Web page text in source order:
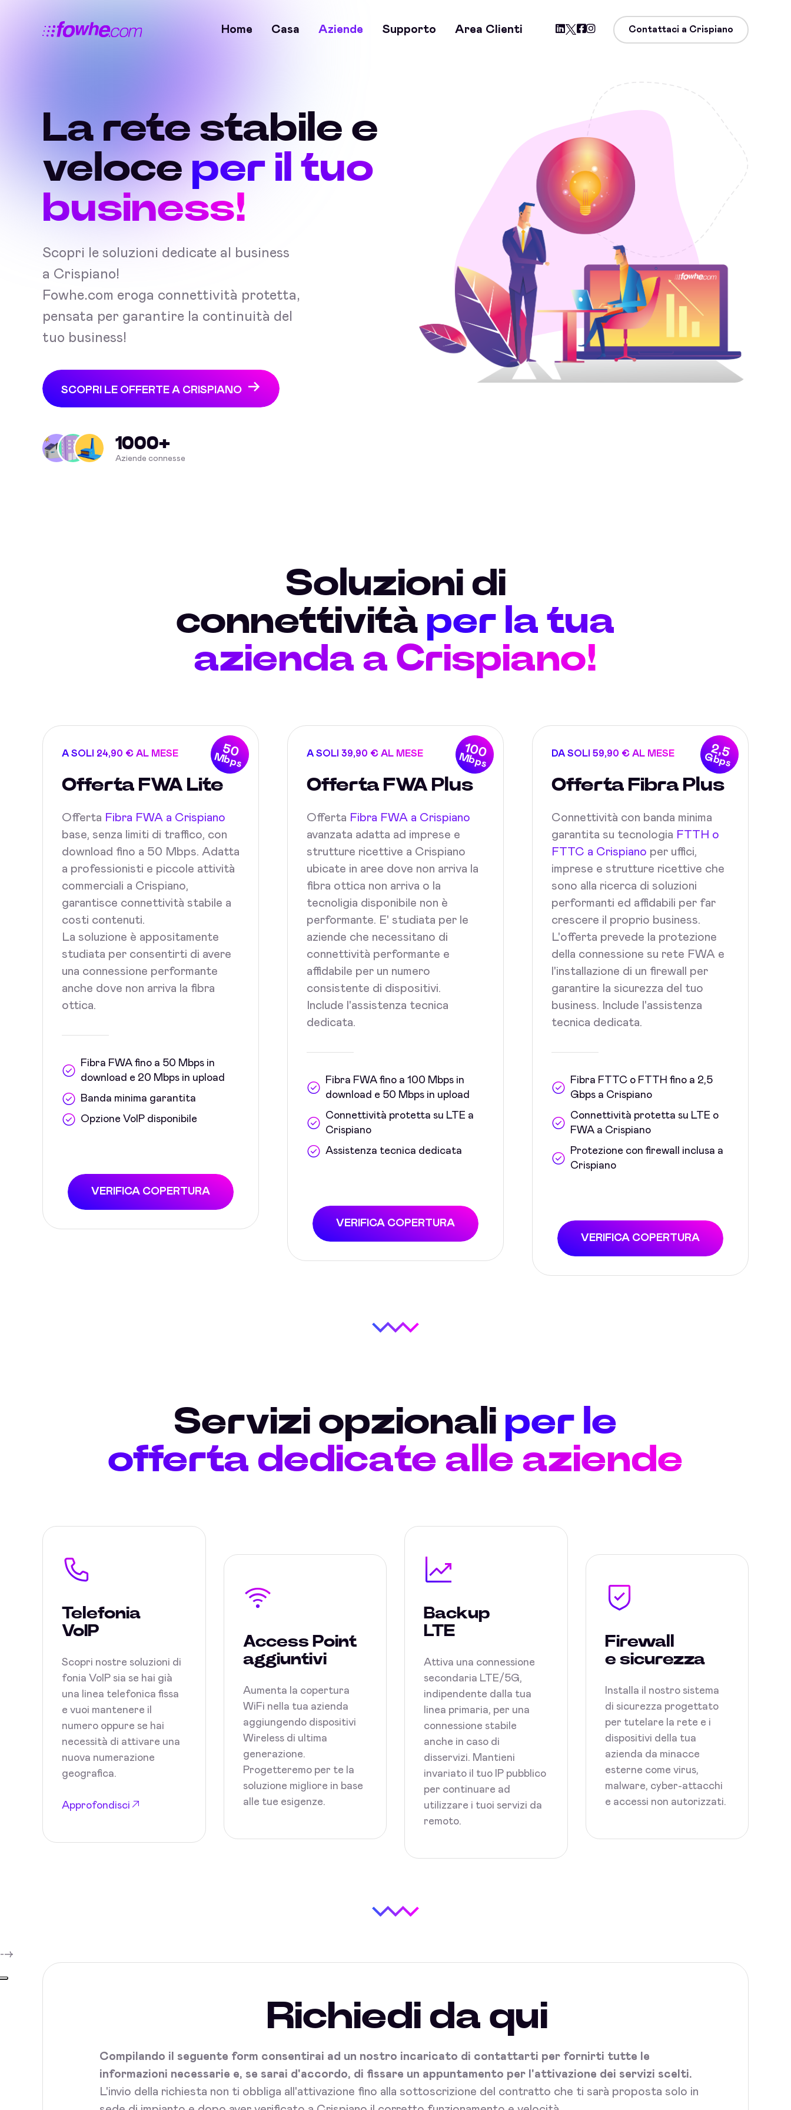
Home Casa Aziende Supporto Area Clienti Contattaci a Crispiano
La rete stabile e
veloce per il tuo
business!
Scopri le soluzioni dedicate al business
a Crispiano!
Fowhe.com eroga connettività protetta,
pensata per garantire la continuità del
tuo business!
SCOPRI LE OFFERTE A CRISPIANO
1000+
Aziende connesse
Soluzioni di
connettività per la tua
azienda a Crispiano!
50
Mbps
A SOLI 24,90 € AL MESE
Offerta FWA Lite
Offerta Fibra FWA a Crispiano
base, senza limiti di traffico, con
download fino a 50 Mbps. Adatta
a professionisti e piccole attività
commerciali a Crispiano,
garantisce connettività stabile a
costi contenuti.
La soluzione è appositamente
studiata per consentirti di avere
una connessione performante
anche dove non arriva la fibra
ottica.
Fibra FWA fino a 50 Mbps in
download e 20 Mbps in upload
Banda minima garantita
Opzione VoIP disponibile
VERIFICA COPERTURA
100
Mbps
A SOLI 39,90 € AL MESE
Offerta FWA Plus
Offerta Fibra FWA a Crispiano
avanzata adatta ad imprese e
strutture ricettive a Crispiano
ubicate in aree dove non arriva la
fibra ottica non arriva o la
tecnoligia disponibile non è
performante. E' studiata per le
aziende che necessitano di
connettività performante e
affidabile per un numero
consistente di dispositivi.
Include l'assistenza tecnica
dedicata.
Fibra FWA fino a 100 Mbps in
download e 50 Mbps in upload
Connettività protetta su LTE a
Crispiano
Assistenza tecnica dedicata
VERIFICA COPERTURA
2,5
Gbps
DA SOLI 59,90 € AL MESE
Offerta Fibra Plus
Connettività con banda minima
garantita su tecnologia FTTH o
FTTC a Crispiano per uffici,
imprese e strutture ricettive che
sono alla ricerca di soluzioni
performanti ed affidabili per far
crescere il proprio business.
L'offerta prevede la protezione
della connessione su rete FWA e
l'installazione di un firewall per
garantire la sicurezza del tuo
business. Include l'assistenza
tecnica dedicata.
Fibra FTTC o FTTH fino a 2,5
Gbps a Crispiano
Connettività protetta su LTE o
FWA a Crispiano
Protezione con firewall inclusa a
Crispiano
VERIFICA COPERTURA
Servizi opzionali per le
offerta dedicate alle aziende
Telefonia
VoIP
Scopri nostre soluzioni di
fonia VoIP sia se hai già
una linea telefonica fissa
e vuoi mantenere il
numero oppure se hai
necessità di attivare una
nuova numerazione
geografica.
Approfondisci
Access Point
aggiuntivi
Aumenta la copertura
WiFi nella tua azienda
aggiungendo dispositivi
Wireless di ultima
generazione.
Progetteremo per te la
soluzione migliore in base
alle tue esigenze.
Backup
LTE
Attiva una connessione
secondaria LTE/5G,
indipendente dalla tua
linea primaria, per una
connessione stabile
anche in caso di
disservizi. Mantieni
invariato il tuo IP pubblico
per continuare ad
utilizzare i tuoi servizi da
remoto.
Firewall
e sicurezza
Installa il nostro sistema
di sicurezza progettato
per tutelare la rete e i
dispositivi della tua
azienda da minacce
esterne come virus,
malware, cyber-attacchi
e accessi non autorizzati.
-->
Richiedi da qui
Compilando il seguente form consentirai ad un nostro incaricato di contattarti per fornirti tutte le
informazioni necessarie e, se sarai d'accordo, di fissare un appuntamento per l'attivazione dei servizi scelti.
L'invio della richiesta non ti obbliga all'attivazione fino alla sottoscrizione del contratto che ti sarà proposta solo in